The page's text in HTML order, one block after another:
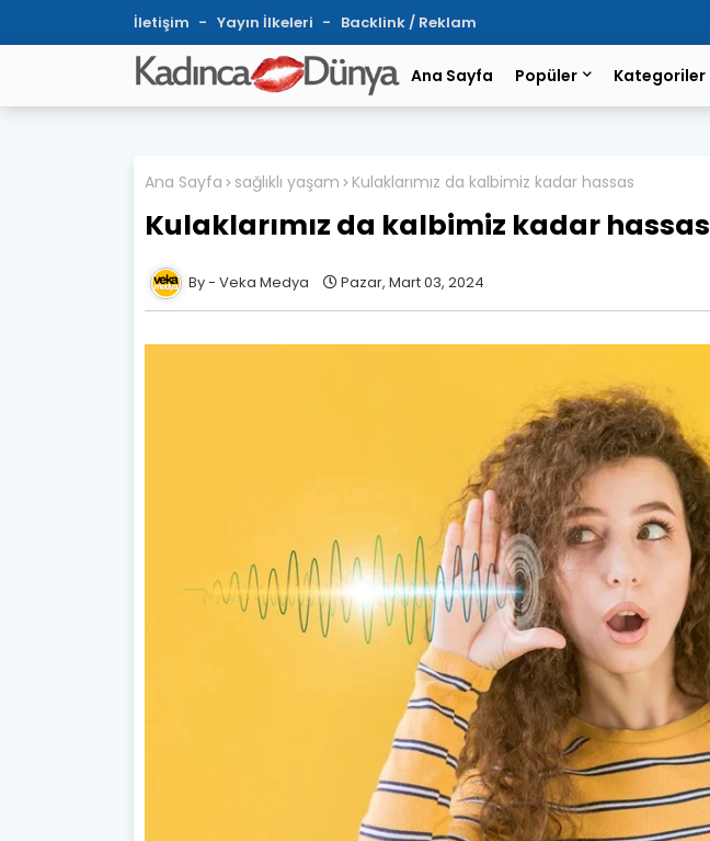
İletişim Yayın İlkeleri Backlink / Reklam
Ana Sayfa Popüler Kategoriler
Ana Sayfa sağlıklı yaşam Kulaklarımız da kalbimiz kadar hassas
Kulaklarımız da kalbimiz kadar hassas
Veka Medya Pazar, Mart 03, 2024